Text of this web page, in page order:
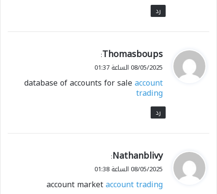
رد
ي
ق
ل
Thomasboups
:
08/05/2025 الساعة 01:37
database of accounts for saleaccount
trading
رد
ي
ق
ل
Nathanblivy
:
08/05/2025 الساعة 01:38
account marketaccount trading